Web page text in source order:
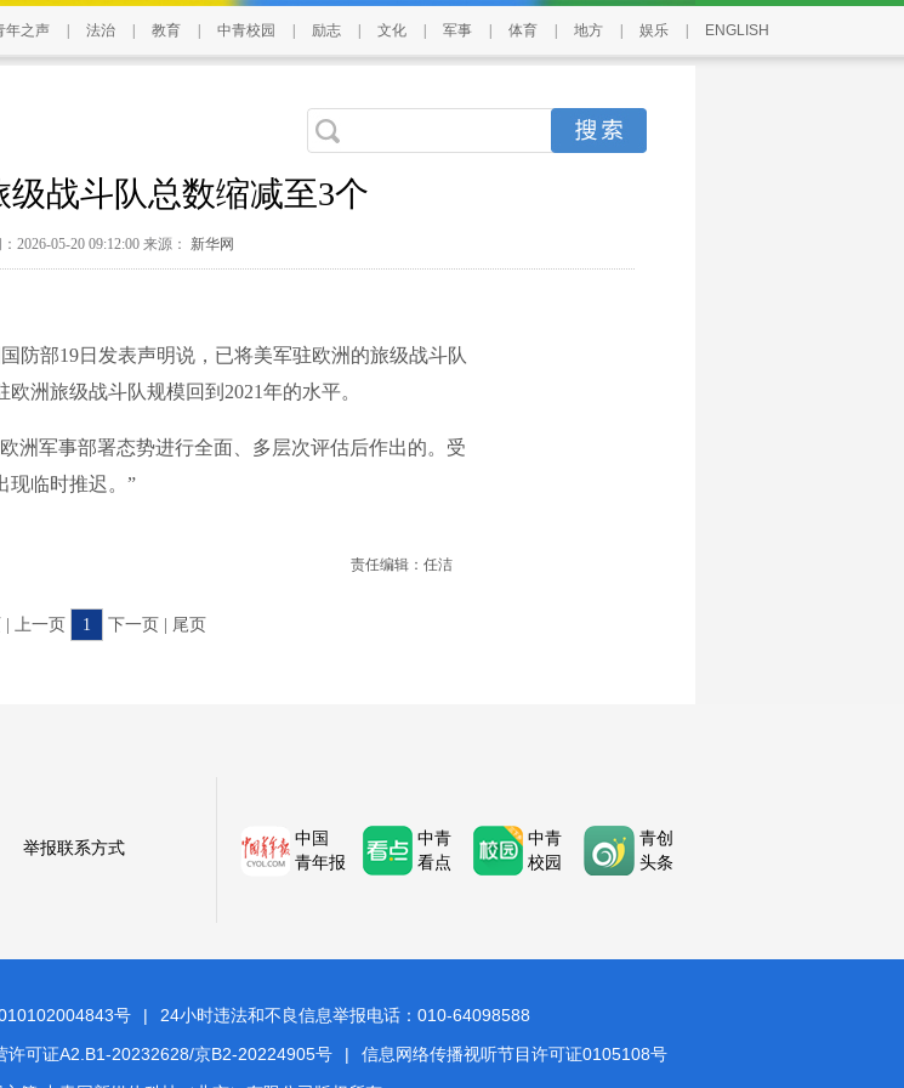
年之声 法治 教育 中青校园 励志 文化 军事 体育 地方 娱乐 ENGLISH
级战斗队总数缩减至3个
2026-05-20 09:12:00 来源： 新华网
部19日发表声明说，已将美军驻欧洲的旅级战斗队
洲旅级战斗队规模回到2021年的水平。
军事部署态势进行全面、多层次评估后作出的。受
现临时推迟。”
责任编辑：任洁
| 上一页 1 下一页 | 尾页
举报联系方式
中国
青年报
中青
看点
中青
校园
青创
头条
号 |
24小时违法和不良信息举报电话：010-64098588
许可证A2.B1-20232628/京B2-20224905号 |
信息网络传播视听节目许可证0105108号